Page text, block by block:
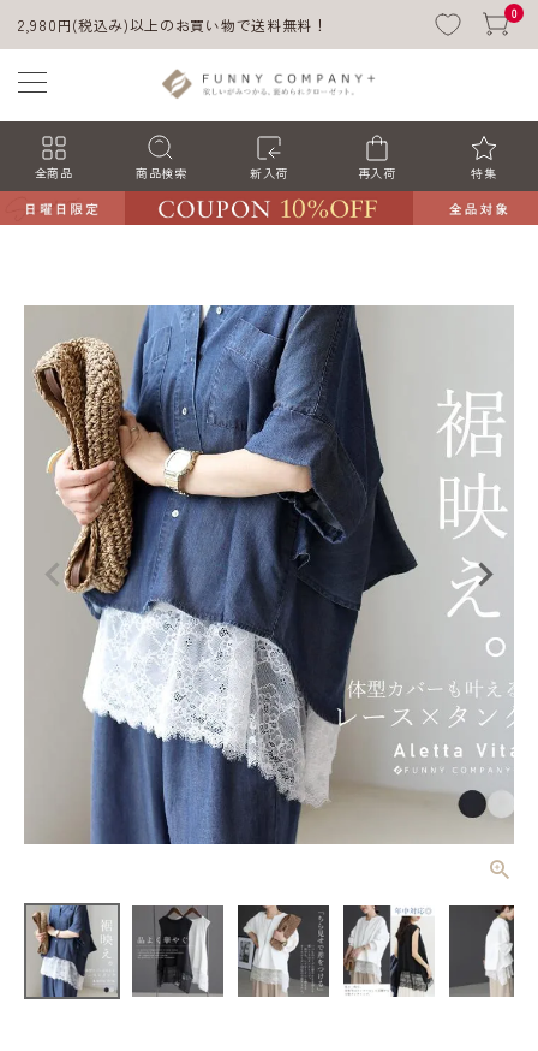
2,980円(税込み)以上のお買い物で送料無料！
0
全商品 商品検索 新入荷 再入荷 特集
ACCOUNT MENU
ようこそ ゲスト 様
ログイン 会員登録
レディーストップス
レディースボトムス